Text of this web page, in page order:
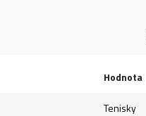
Hodnota
Tenisky